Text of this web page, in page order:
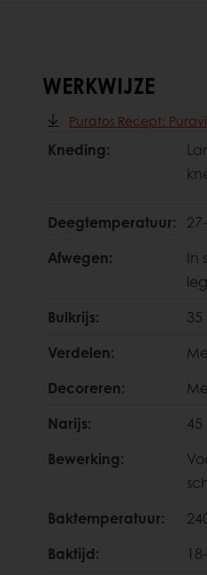
WERKWIJZE
Puratos Recept:
Kneding:
Deegtemperatuur:
Afwegen:
In
Bulkrijs:
Verdelen:
Decoreren:
Narijs:
Bewerking:
Baktemperatuur:
Baktijd: